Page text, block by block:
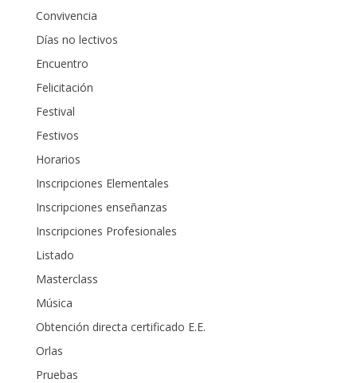
Convivencia
Días no lectivos
Encuentro
Felicitación
Festival
Festivos
Horarios
Inscripciones Elementales
Inscripciones enseñanzas
Inscripciones Profesionales
Listado
Masterclass
Música
Obtención directa certificado E.E.
Orlas
Pruebas